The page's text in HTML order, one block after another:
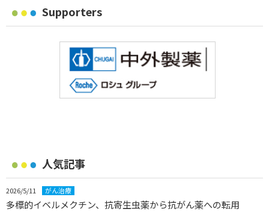
Supporters
人気記事
2026/5/11 がん治療
多標的イベルメクチン、抗寄生虫薬から抗がん薬への転用